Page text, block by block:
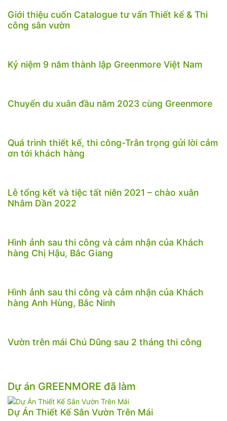
Giới thiệu cuốn Catalogue tư vấn Thiết kế & Thi
công sân vườn
Kỷ niệm 9 năm thành lập Greenmore Việt Nam
Chuyến du xuân đầu năm 2023 cùng Greenmore
Quá trình thiết kế, thi công-Trân trọng gửi lời cảm
ơn tới khách hàng
Lễ tổng kết và tiệc tất niên 2021 – chào xuân
Nhâm Dần 2022
Hình ảnh sau thi công và cảm nhận của Khách
hàng Chị Hậu, Bắc Giang
Hình ảnh sau thi công và cảm nhận của Khách
hàng Anh Hùng, Bắc Ninh
Vườn trên mái Chú Dũng sau 2 tháng thi công
Dự án GREENMORE đã làm
Dự Án Thiết Kế Sân Vườn Trên Mái